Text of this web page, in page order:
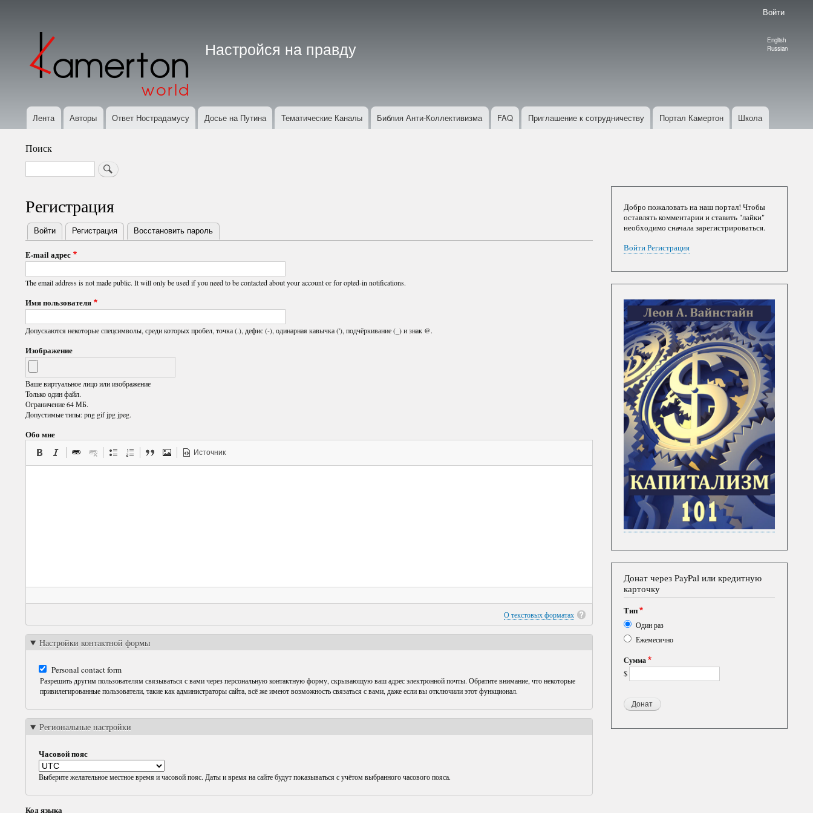
учётной
записи
пользователя
Войти
Language
English
Russian
Настройся на правду
Основная
Лента Авторы Ответ Нострадамусу Досье на Путина Тематические Каналы Библия Анти-Коллективизма FAQ Приглашение к сотрудничеству Портал Камертон Школа
Поиск
Search
Регистрация
Primary
tabs
Войти Регистрация (активная вкладка)
Восстановить пароль
E-mail адрес
The email address is not made public. It will only be used if you need to be contacted about your account or for opted-in notifications.
Имя пользователя
Допускаются некоторые спецсимволы, среди которых пробел, точка (.), дефис (-), одинарная кавычка ('), подчёркивание (_) и знак @.
Изображение
Ваше виртуальное лицо или изображение
Только один файл.
Ограничение 64 МБ.
Допустимые типы: png gif jpg jpeg.
Обо мне
Источник
О текстовых форматах
Настройки контактной формы
Personal contact form
Разрешить другим пользователям связываться с вами через персональную контактную форму, скрывающую ваш адрес электронной почты. Обратите внимание, что некоторые
привилегированные пользователи, такие как администраторы сайта, всё же имеют возможность связаться с вами, даже если вы отключили этот функционал.
Региональные настройки
Часовой пояс
Выберите желательное местное время и часовой пояс. Даты и время на сайте будут показываться с учётом выбранного часового пояса.
Код языка
Добро пожаловать на наш портал! Чтобы
оставлять комментарии и ставить "лайки"
необходимо сначала зарегистрироваться.
Войти Регистрация
Донат через PayPal или кредитную
карточку
Тип
Один раз
Ежемесячно
Сумма
$